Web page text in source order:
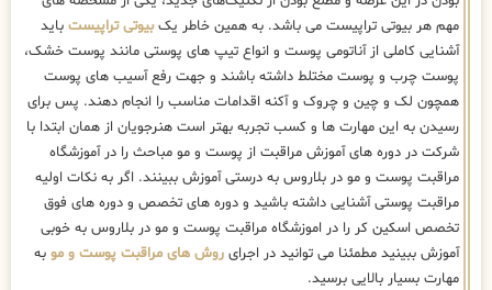
مهم هر بیوتی تراپیست می باشد. به همین خاطر یکبیوتی تراپیست باید
آشنایی کاملی از آناتومی پوست و انواع تیپ های پوستی مانند پوست خشک،
پوست چرب و پوست مختلط داشته باشند و جهت رفع آسیب های پوست
همچون لک و چین و چروک و آکنه اقدامات مناسب را انجام دهند. پس برای
رسیدن به این مهارت ها و کسب تجربه بهتر است هنرجویان از همان ابتدا با
شرکت در دوره های آموزش مراقبت از پوست و مو مباحث را در آموزشگاه
مراقبت پوست و مو در بلاروس به درستی آموزش ببینند. اگر به نکات اولیه
مراقبت پوستی آشنایی داشته باشید و دوره های تخصص و دوره های فوق
تخصص اسکین کر را در اموزشگاه مراقبت پوست و مو در بلاروس به خوبی
آموزش ببینید مطمئنا می توانید در اجرای روش های مراقبت پوست و مو به
مهارت بسیار بالایی برسید.